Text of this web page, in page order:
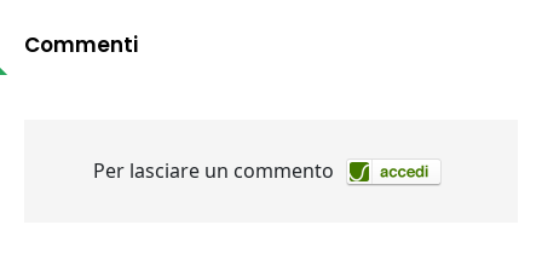
Commenti